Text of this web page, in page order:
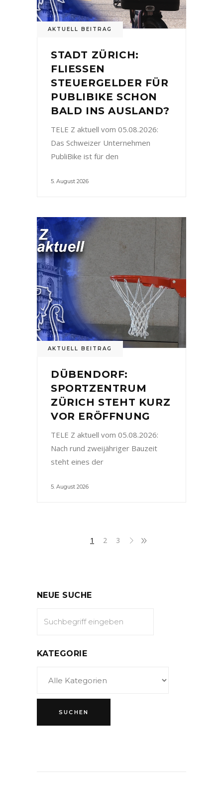
AKTUELL BEITRAG
STADT ZÜRICH:
FLIESSEN
STEUERGELDER FÜR
PUBLIBIKE SCHON
BALD INS AUSLAND?
TELE Z aktuell vom 05.08.2026:
Das Schweizer Unternehmen
PubliBike ist für den
5. August 2026
AKTUELL BEITRAG
DÜBENDORF:
SPORTZENTRUM
ZÜRICH STEHT KURZ
VOR ERÖFFNUNG
TELE Z aktuell vom 05.08.2026:
Nach rund zweijähriger Bauzeit
steht eines der
5. August 2026
1 2 3
NEUE SUCHE
KATEGORIE